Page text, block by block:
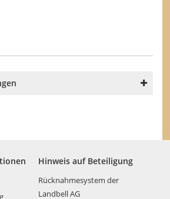
Hinweis auf Beteiligung
Rücknahmesystem der
Landbell AG